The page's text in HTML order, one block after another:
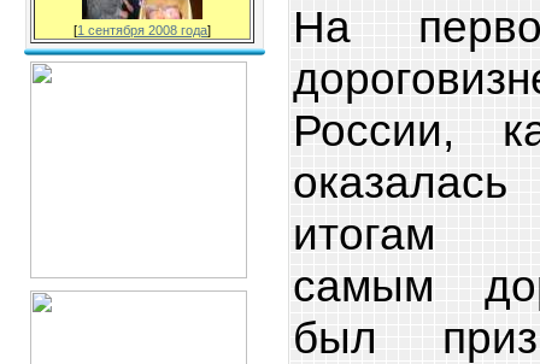
[1 сентября 2008 года]
На
России,
итогам
самым
был